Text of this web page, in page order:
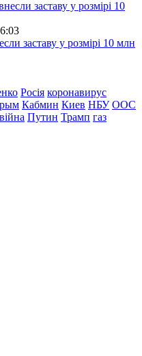
заставу у розмірі 10 млн
Росія коронавирус
Кабмин Киев НБУ ООС
війна Путин Трамп газ